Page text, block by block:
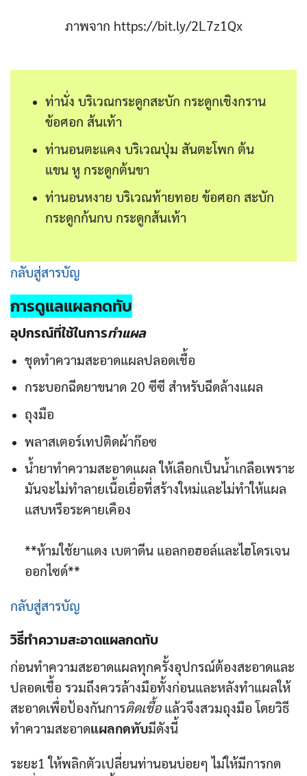
ภาพจาก https://bit.ly/2L7z1Qx
ท่านั่ง บริเวณกระดูกสะบัก กระดูกเชิงกราน
ข้อศอก ส้นเท้า
ท่านอนตะแคง บริเวณปุ่ม สันตะโพก ต้น
แขน หู กระดูกต้นขา
ท่านอนหงาย บริเวณท้ายทอย ข้อศอก สะบัก
กระดูกก้นกบ กระดูกส้นเท้า
กลับสู่สารบัญ
การดูแลแผลกดทับ
อุปกรณ์ที่ใช้ในการทำแผล
ชุดทำความสะอาดแผลปลอดเชื้อ
กระบอกฉีดยาขนาด 20 ซีซี สำหรับฉีดล้างแผล
ถุงมือ
พลาสเตอร์เทปติดผ้าก๊อซ
น้ำยาทำความสะอาดแผล ให้เลือกเป็นน้ำเกลือเพราะ
มันจะไม่ทำลายเนื้อเยื่อที่สร้างใหม่และไม่ทำให้แผล
แสบหรือระคายเคือง
**ห้ามใช้ยาแดง เบตาดีน แอลกอฮอล์และไฮโดรเจน
ออกไซด์**
กลับสู่สารบัญ
วิธีีทำความสะอาดแผลกดทับ
ก่อนทำความสะอาดแผลทุกครั้งอุปกรณ์ต้องสะอาดและ
ปลอดเชื้อ รวมถึงควรล้างมือทั้งก่อนและหลังทำแผลให้
สะอาดเพื่อป้องกันการติดเชื้อ แล้วจึงสวมถุงมือ โดยวิธี
ทำความสะอาดแผลกดทับมีดังนี้
ระยะ1 ให้พลิกตัวเปลี่ยนท่านอนบ่อยๆ ไม่ให้มีการกด